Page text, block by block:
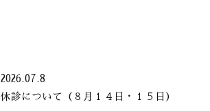
2026.07.8
休診について（８月１４日・１５日）